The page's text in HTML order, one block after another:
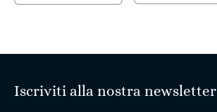
Iscriviti alla nostra newsletter